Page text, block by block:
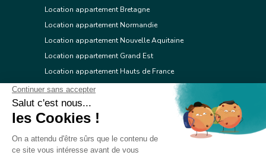
Location appartement Bretagne
Location appartement Normandie
Location appartement Nouvelle Aquitaine
Location appartement Grand Est
Location appartement Hauts de France
Location appartement Ile de France
Location appartement Centre Val de Loire
Location appartement Occitanie
Location appartement Provence Alpes Côte d'Azur